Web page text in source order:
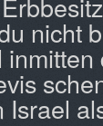
nicht